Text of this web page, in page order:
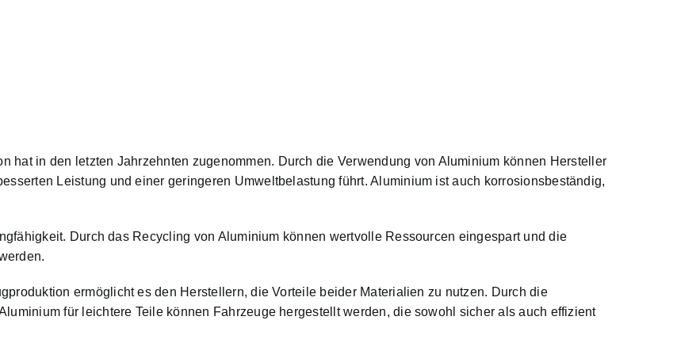
hat in den letzten Jahrzehnten zugenommen. Durch die Verwendung von Aluminium können Hersteller
Leistung und einer geringeren Umweltbelastung führt. Aluminium ist auch korrosionsbeständig,
Durch das Recycling von Aluminium können wertvolle Ressourcen eingespart und die
ermöglicht es den Herstellern, die Vorteile beider Materialien zu nutzen. Durch die
für leichtere Teile können Fahrzeuge hergestellt werden, die sowohl sicher als auch effizient